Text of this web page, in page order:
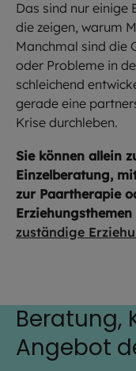
Das sind nur einige
die zeigen, warum
Manchmal sind die
oder Probleme in
schleichend
gerade eine
Krise durchleben.
Sie können allein
Einzelberatung,
zur Paartherapie
zuständige
Beratung,
Angebot